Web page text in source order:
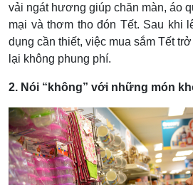
vải ngát hương giúp chăn màn, áo
mại và thơm tho đón Tết. Sau khi
dụng cần thiết, việc mua sắm Tết
lại không phung phí.
2. Nói “không” với những món